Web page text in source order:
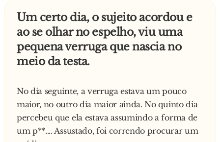
epois de rodar alguns quilômetros em zigue-
zague ele vê um muro branco, estaciona e entra
um hospício.
— Me ajuda, Doutor! — ele grita para o
primeiro homem vestido de branco que vê —
Eu engoli um rato, Doutor! (hic) O que eu faço?
Um certo dia, o sujeito acordou e
ao se olhar no espelho, viu uma
pequena verruga que nascia no
meio da testa.
No dia seguinte, a verruga estava um pouco
maior, no outro dia maior ainda. No quinto dia
percebeu que ela estava assumindo a forma de
um p**.... Assustado, foi correndo procurar um